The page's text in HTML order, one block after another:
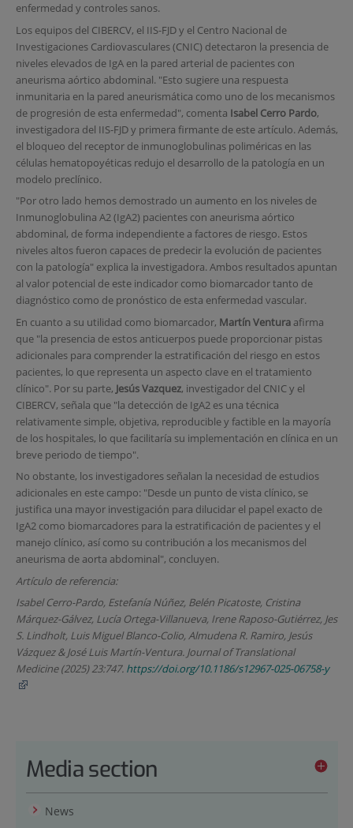
enfermedad y controles sanos.
Los equipos del CIBERCV, el IIS-FJD y el Centro Nacional de
Investigaciones Cardiovasculares (CNIC) detectaron la presencia de
niveles elevados de IgA en la pared arterial de pacientes con
aneurisma aórtico abdominal. "Esto sugiere una respuesta
inmunitaria en la pared aneurismática como uno de los mecanismos
de progresión de esta enfermedad", comenta Isabel Cerro Pardo,
investigadora del IIS-FJD y primera firmante de este artículo. Además,
el bloqueo del receptor de inmunoglobulinas poliméricas en las
células hematopoyéticas redujo el desarrollo de la patología en un
modelo preclínico.
"Por otro lado hemos demostrado un aumento en los niveles de
Inmunoglobulina A2 (IgA2) pacientes con aneurisma aórtico
abdominal, de forma independiente a factores de riesgo. Estos
niveles altos fueron capaces de predecir la evolución de pacientes
con la patología" explica la investigadora. Ambos resultados apuntan
al valor potencial de este indicador como biomarcador tanto de
diagnóstico como de pronóstico de esta enfermedad vascular.
En cuanto a su utilidad como biomarcador, Martín Venturaafirma
que "la presencia de estos anticuerpos puede proporcionar pistas
adicionales para comprender la estratificación del riesgo en estos
pacientes, lo que representa un aspecto clave en el tratamiento
clínico". Por su parte, Jesús Vazquez, investigador del CNIC y el
CIBERCV, señala que "la detección de IgA2 es una técnica
relativamente simple, objetiva, reproducible y factible en la mayoría
de los hospitales, lo que facilitaría su implementación en clínica en un
breve periodo de tiempo".
No obstante, los investigadores señalan la necesidad de estudios
adicionales en este campo: "Desde un punto de vista clínico, se
justifica una mayor investigación para dilucidar el papel exacto de
IgA2 como biomarcadores para la estratificación de pacientes y el
manejo clínico, así como su contribución a los mecanismos del
aneurisma de aorta abdominal", concluyen.
Artículo de referencia:
Isabel Cerro-Pardo, Estefanía Núñez, Belén Picatoste, Cristina
Márquez-Gálvez, Lucía Ortega-Villanueva, Irene Raposo-Gutiérrez, Jes
S. Lindholt, Luis Miguel Blanco-Colio, Almudena R. Ramiro, Jesús
Vázquez & José Luis Martín-Ventura. Journal of Translational
Medicine (2025) 23:747. https://doi.org/10.1186/s12967-025-06758-y
Media section
News